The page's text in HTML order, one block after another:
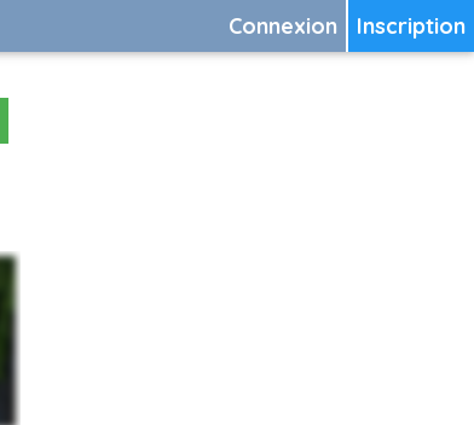
Inscription
Connexion